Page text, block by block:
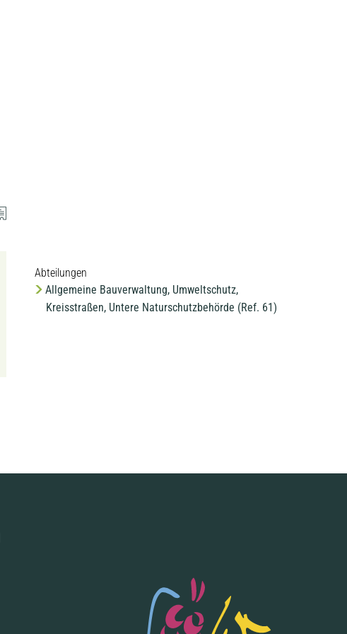
Abteilungen
Allgemeine Bauverwaltung, Umweltschutz,
Kreisstraßen, Untere Naturschutzbehörde (Ref. 61)